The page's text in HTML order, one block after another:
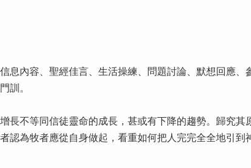
息內容、聖經佳言、生活操練、問題討論、默想回應、
訓。
長不等同信徒靈命的成長，甚或有下降的趨勢。歸究其
認為牧者應從自身做起，看重如何把人完完全全地引